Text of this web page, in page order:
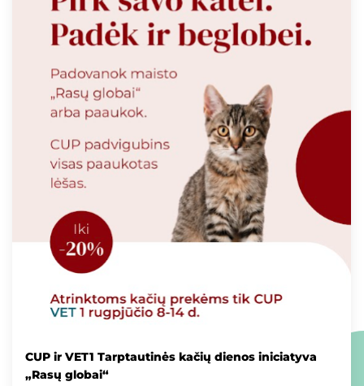
CUP ir VET1 Tarptautinės kačių dienos iniciatyva
„Rasų globai“